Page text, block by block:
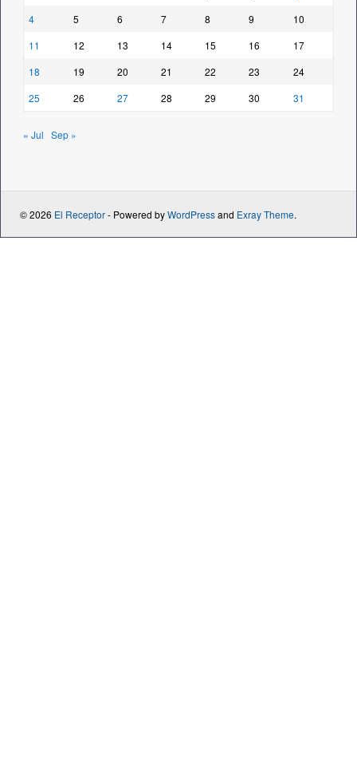
4
5 6 7 8 9
10
11
12 13 14 15 16
17
18
19 20 21 22 23
24
25
26 27 28 29 30 31
« Jul Sep »
© 2026 El Receptor- Powered byWordPressand Exray Theme.